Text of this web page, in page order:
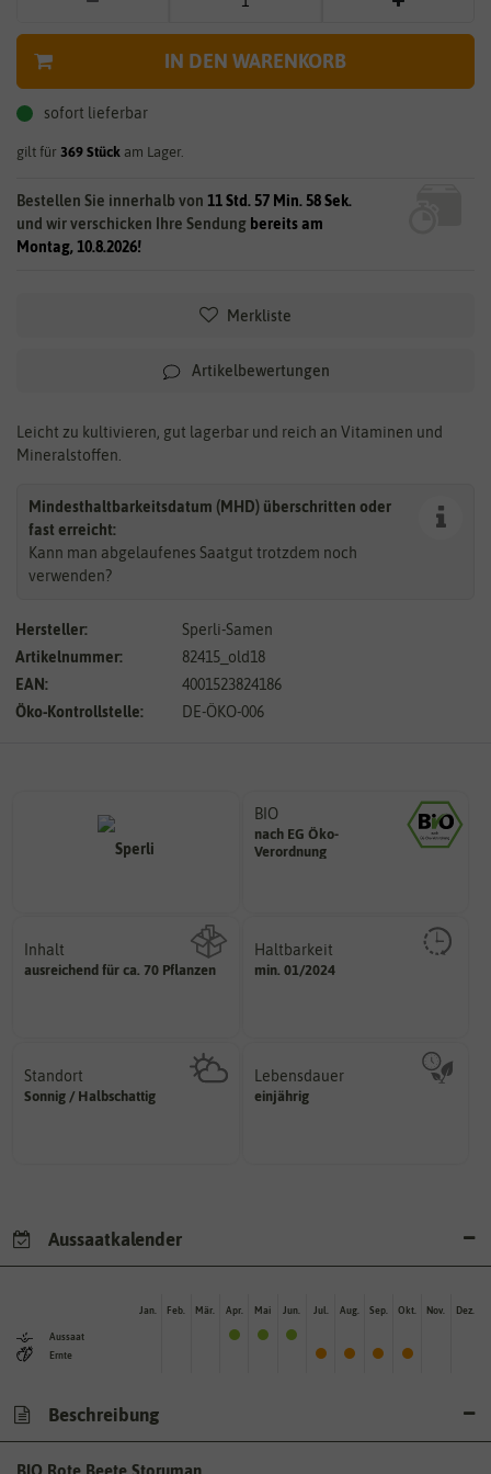
IN DEN WARENKORB
sofort lieferbar
gilt für 369 Stück am Lager.
Bestellen Sie innerhalb von 11 Std. 57 Min. 57 Sek.
und wir verschicken Ihre Sendung bereits am
Montag, 10.8.2026!
Merkliste
Artikelbewertungen
Leicht zu kultivieren, gut lagerbar und reich an Vitaminen und
Mineralstoffen.
Mindesthaltbarkeitsdatum (MHD) überschritten oder
fast erreicht:
Kann man abgelaufenes Saatgut trotzdem noch
verwenden?
Hersteller:
Sperli-Samen
Artikelnummer:
82415_old18
EAN:
4001523824186
Öko-Kontrollstelle:
DE-ÖKO-006
BIO
nach EG Öko-
Verordnung
den Richtlinien der biologischen
Landwirtschaft arbeiten.
Inhalt
ausreichend für ca. 70 Pflanzen
Wie viel ist enthalten
Haltbarkeit
min. 01/2024
und Pflanzgut sehr gut keimen
sollte.
Standort
Sonnig / Halbschattig
Pflanze? (schattig, halbschattig,
sonnig, vollsonnig)
Lebensdauer
einjährig
einjährig, zweijährig oder
mehrjährig.
Aussaatkalender
Aussaat
Ernte
Jan. Feb. Mär. Apr. Mai Jun. Jul. Aug. Sep. Okt. Nov. Dez.
Beschreibung